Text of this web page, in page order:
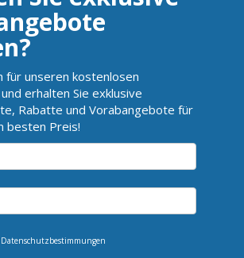
für unseren kostenlosen
erhalten Sie exklusive
Rabatte und Vorabangebote für
besten Preis!
Datenschutzbestimmungen